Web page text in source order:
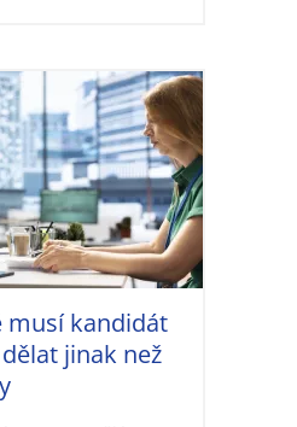
musí kandidát
jinak než